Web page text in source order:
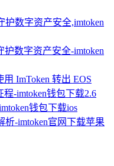
护数字资产安全,imtoken
护数字资产安全-imtoken
ImToken 转出 EOS
-imtoken钱包下载2.6
钱包下载ios
析-imtoken官网下载苹果